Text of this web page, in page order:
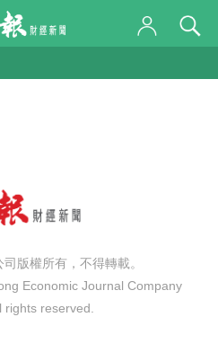
版權所有，不得轉載。
Economic Journal Company
rights reserved.